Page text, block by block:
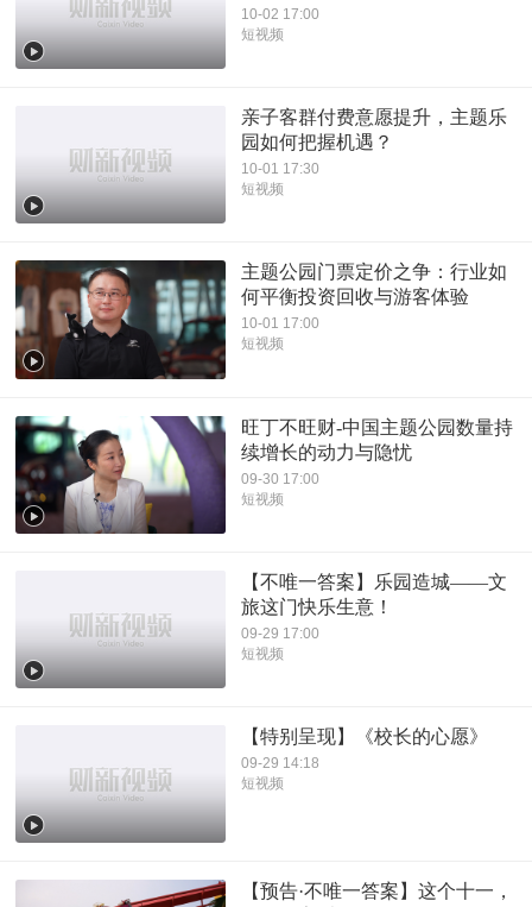
10-02 17:00
短视频
亲子客群付费意愿提升，主题乐
园如何把握机遇？
10-01 17:30
短视频
主题公园门票定价之争：行业如
何平衡投资回收与游客体验
10-01 17:00
短视频
旺丁不旺财-中国主题公园数量持
续增长的动力与隐忧
09-30 17:00
短视频
【不唯一答案】乐园造城——文
旅这门快乐生意！
09-29 17:00
短视频
【特别呈现】《校长的心愿》
09-29 14:18
短视频
【预告·不唯一答案】这个十一，